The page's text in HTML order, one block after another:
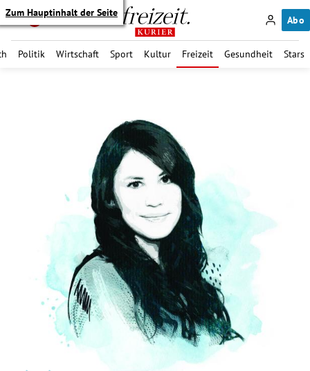
Zum Hauptinhalt der Seite
Abo
Politik Wirtschaft Sport Kultur Freizeit Gesundheit Stars
Untermenü
Untermenü